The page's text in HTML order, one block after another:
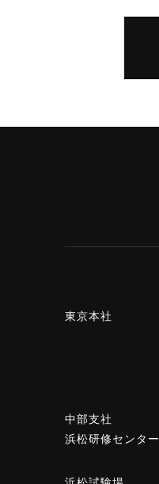
東京本社
中部支社
浜松研修センター